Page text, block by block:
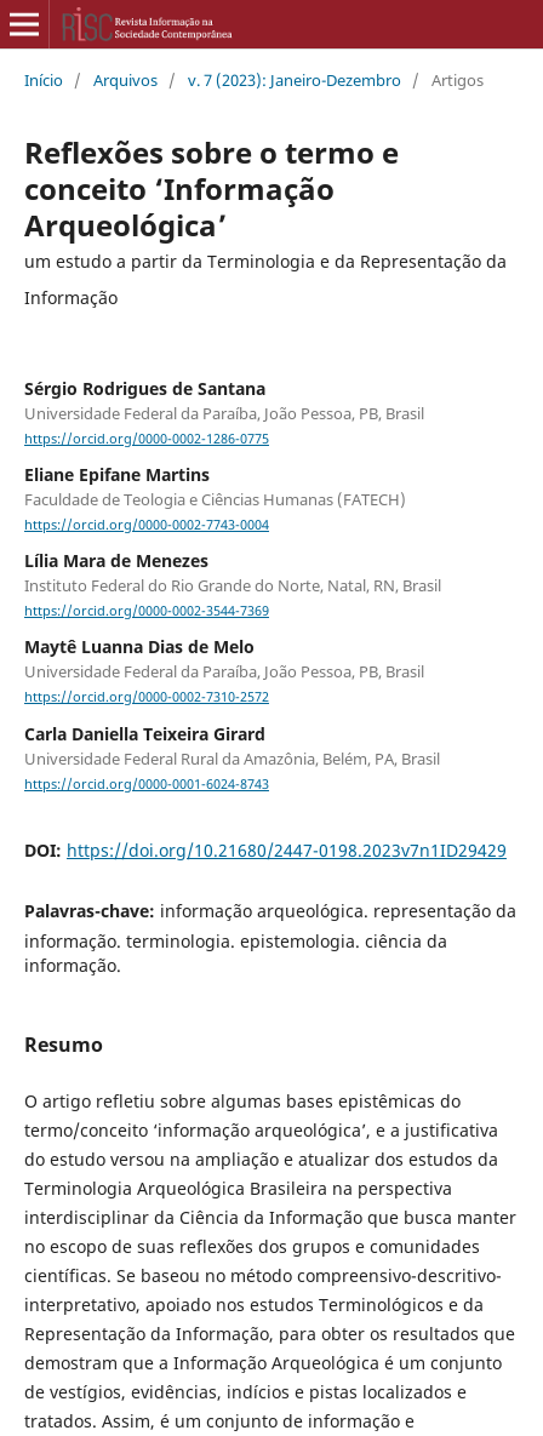
Início / Arquivos / v. 7 (2023): Janeiro-Dezembro / Artigos
Reflexões sobre o termo e
conceito ‘Informação
Arqueológica’
um estudo a partir da Terminologia e da Representação da
Informação
Sérgio Rodrigues de Santana
Universidade Federal da Paraíba, João Pessoa, PB, Brasil
https://orcid.org/0000-0002-1286-0775
Eliane Epifane Martins
Faculdade de Teologia e Ciências Humanas (FATECH)
https://orcid.org/0000-0002-7743-0004
Lília Mara de Menezes
Instituto Federal do Rio Grande do Norte, Natal, RN, Brasil
https://orcid.org/0000-0002-3544-7369
Maytê Luanna Dias de Melo
Universidade Federal da Paraíba, João Pessoa, PB, Brasil
https://orcid.org/0000-0002-7310-2572
Carla Daniella Teixeira Girard
Universidade Federal Rural da Amazônia, Belém, PA, Brasil
https://orcid.org/0000-0001-6024-8743
DOI: https://doi.org/10.21680/2447-0198.2023v7n1ID29429
Palavras-chave: informação arqueológica. representação da
informação. terminologia. epistemologia. ciência da
informação.
Resumo
O artigo refletiu sobre algumas bases epistêmicas do
termo/conceito ‘informação arqueológica’, e a justificativa
do estudo versou na ampliação e atualizar dos estudos da
Terminologia Arqueológica Brasileira na perspectiva
interdisciplinar da Ciência da Informação que busca manter
no escopo de suas reflexões dos grupos e comunidades
científicas. Se baseou no método compreensivo-descritivo-
interpretativo, apoiado nos estudos Terminológicos e da
Representação da Informação, para obter os resultados que
demostram que a Informação Arqueológica é um conjunto
de vestígios, evidências, indícios e pistas localizados e
tratados. Assim, é um conjunto de informação e